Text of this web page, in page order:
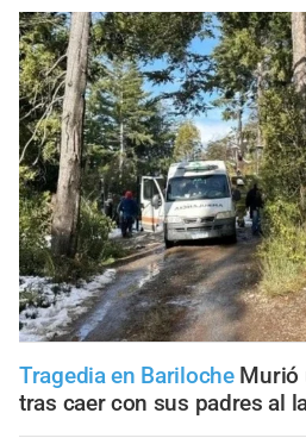
Tragedia en Bariloche Murió
tras caer con sus padres al